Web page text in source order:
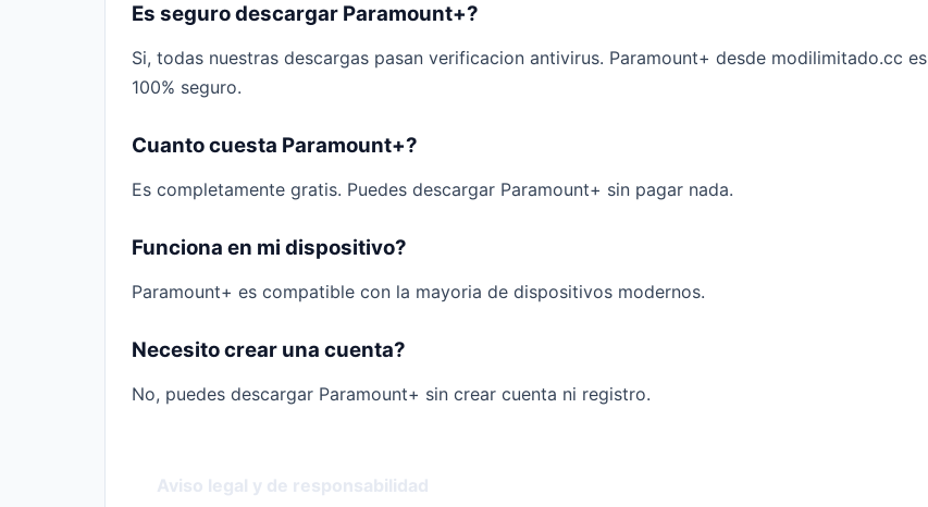
Es seguro descargar Paramount+?
Si, todas nuestras descargas pasan verificacion antivirus. Paramount+ desde modilimitado.cc es
100% seguro.
Cuanto cuesta Paramount+?
Es completamente gratis. Puedes descargar Paramount+ sin pagar nada.
Funciona en mi dispositivo?
Paramount+ es compatible con la mayoria de dispositivos modernos.
Necesito crear una cuenta?
No, puedes descargar Paramount+ sin crear cuenta ni registro.
Aviso legal y de responsabilidad